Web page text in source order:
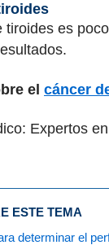
tiroides es
el cáncer
Expertos
ESTE TEMA
determinar el